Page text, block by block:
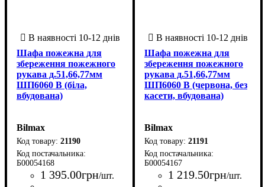
Шафа пожежна для
збереження пожежного
рукава д.51,66,77мм
ШП6060 В (біла,
вбудована)
Bilmax
21190
Б00054168
1 395.00грн/шт.
Шафа пожежна для
збереження пожежного
рукава д.51,66,77мм
ШП6060 В (червона, без
касети, вбудована)
Bilmax
21191
Б00054167
1 219.50грн/шт.